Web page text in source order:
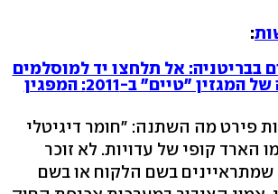
:
בבריטניה: אל תלחצו יד למוסלמים
"טיים" ב-2011: המפגין
פירט מה השתנה: "חומר דיגיטלי
הארד קופי של עדויות. לא זוכר
שמתראיינים בשם הלקוח או בשם